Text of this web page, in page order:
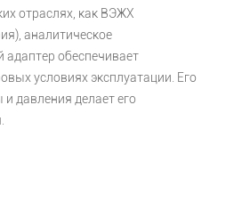
отраслях, как ВЭЖХ
аналитическое
обеспечивает
условиях эксплуатации. Его
давления делает его